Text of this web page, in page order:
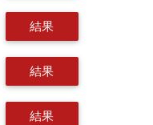
結果
結果
結果